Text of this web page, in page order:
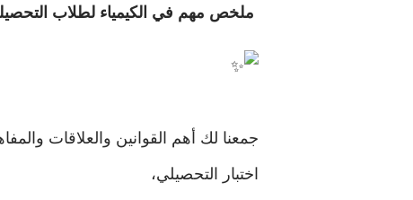
ملخص مهم في الكيمياء لطلاب
جمعنا لك أهم القوانين والعلاقات
اختبار التحصيلي،